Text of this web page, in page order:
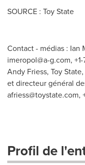
SOURCE : Toy State
Contact - médias : Ian
imeropol@a-g.com,
Andy Friess, Toy
et directeur général
afriess@toystate.com,
Profil de